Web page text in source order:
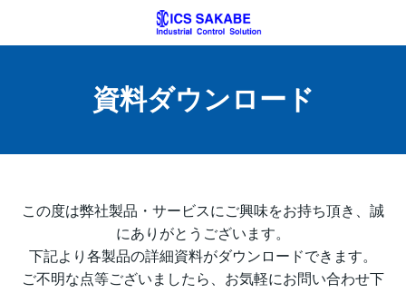
資料ダウンロード
この度は弊社製品・サービスにご興味をお持ち頂き、誠
にありがとうございます。
下記より各製品の詳細資料がダウンロードできます。
ご不明な点等ございましたら、お気軽にお問い合わせ下